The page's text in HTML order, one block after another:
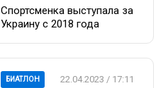
Спортсменка выступала за
Украину с 2018 года
БИАТЛОН 22.04.2023 / 17:11